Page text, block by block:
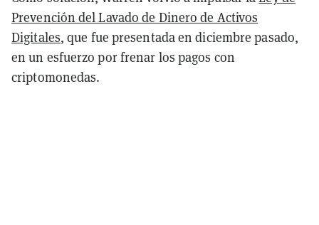
Prevención del Lavado de Dinero de Activos
Digitales, que fue presentada en diciembre pasado,
en un esfuerzo por frenar los pagos con
criptomonedas.